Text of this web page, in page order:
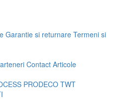
Garantie si returnare Termeni si
Contact Articole
PRODECO TWT